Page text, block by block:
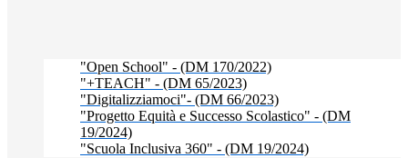
"Open School" - (DM 170/2022)
"+TEACH" - (DM 65/2023)
"Digitalizziamoci"- (DM 66/2023)
"Progetto Equità e Successo Scolastico" - (DM
19/2024)
"Scuola Inclusiva 360" - (DM 19/2024)